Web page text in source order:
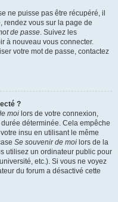
ne puisse pas être récupéré, il
rendez vous sur la page de
de passe. Suivez les
à nouveau vous connecter.
votre mot de passe, contactez
?
moi lors de votre connexion,
déterminée. Cela empêche
insu en utilisant le même
Se souvenir de moi lors de la
utilisez un ordinateur public pour
etc.). Si vous ne voyez
du forum a désactivé cette